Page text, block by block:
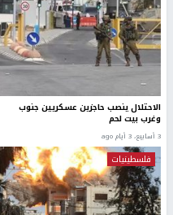
الاحتلال ينصب حاجزين عسكريين جنوب
وغرب بيت لحم
3 أسابيع، 3 أيام ago
فلسطينيات